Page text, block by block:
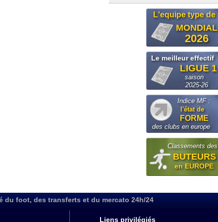
L'equipe type de
MONDIAL
2026
Le meilleur effectif
LIGUE 1
saison
2025-26
Indice MF :
l'état de
FORME
des clubs en europe
Classements des
BUTEURS
en EUROPE
du foot, des transferts et du mercato 24h/24
Liens privilégiés